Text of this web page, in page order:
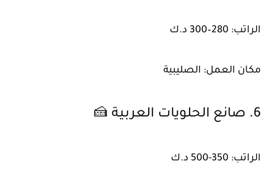
الراتب: 280–300 د.ك
مكان العمل: الصليبية
6. صانع الحلويات العربية 🍰
الراتب: 350-500 د.ك